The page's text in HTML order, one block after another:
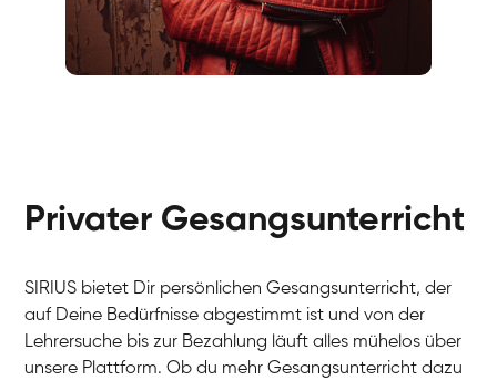
Gesang / Vocal
Anna
Gesang / Vocal
Gesang / Vocal
Gesang / Vocal
Gesang / Vocal
Privater Gesangsunterricht
SIRIUS bietet Dir persönlichen Gesangsunterricht, der
auf Deine Bedürfnisse abgestimmt ist und von der
Lehrersuche bis zur Bezahlung läuft alles mühelos über
unsere Plattform. Ob du mehr Gesangsunterricht dazu